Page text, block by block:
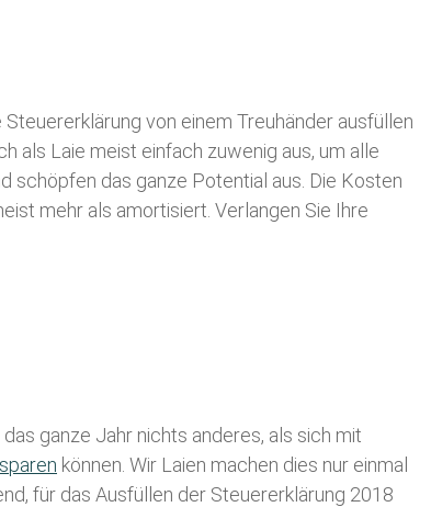
Steuererklärung von einem Treuhänder ausfüllen
als Laie meist einfach zuwenig aus, um alle
schöpfen das ganze Potential aus. Die Kosten
mehr als amortisiert. Verlangen Sie Ihre
ganze Jahr nichts anderes, als sich mit
können. Wir Laien machen dies nur einmal
für das Ausfüllen der Steuererklärung 2018